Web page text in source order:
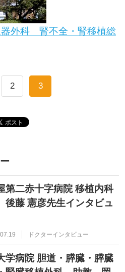
外科 腎不全・腎移植総
2 3
第二赤十字病院 移植内科
藤 憲彦先生インタビュ
ドクターインタビュー
学病院 胆道・膵臓・膵臓